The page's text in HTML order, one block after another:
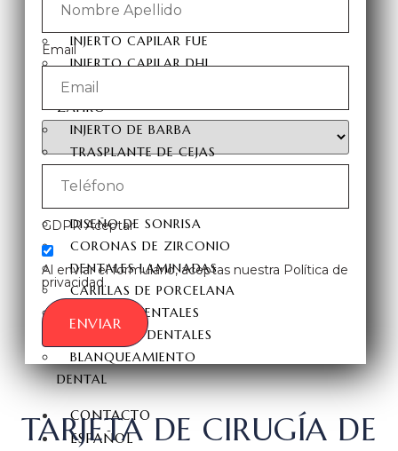
TRANSPLANTE DE PELO
INJERTO CAPILAR FUE
INJERTO CAPILAR DHI
INJERTO CAPILAR FUE
ZAFIRO
INJERTO DE BARBA
TRASPLANTE DE CEJAS
ESTÉTICA DENTAL
DISEÑO DE SONRISA
CORONAS DE ZIRCONIO
DENTALES LAMINADAS
CARILLAS DE PORCELANA
CARILLAS DENTALES
IMPLANTES DENTALES
BLANQUEAMIENTO
DENTAL
CONTACTO
ESPAÑOL
Email
GDPR Aceptar
Al enviar el formulario, aceptas nuestra Política de
privacidad.
ENVIAR
TARJETA DE CIRUGÍA DE